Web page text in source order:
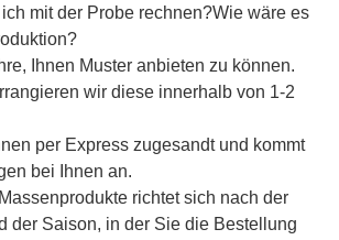
mit der Probe rechnen?Wie wäre es
Ihnen Muster anbieten zu können.
wir diese innerhalb von 1-2
per Express zugesandt und kommt
bei Ihnen an.
richtet sich nach der
der Saison, in der Sie die Bestellung